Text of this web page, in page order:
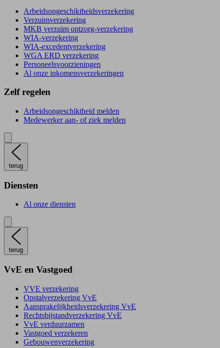
Arbeidsongeschiktheidsverzekering
Verzuimverzekering
MKB verzuim ontzorg-verzekering
WIA-verzekering
WIA-excedentverzekering
WGA ERD verzekering
Personeelsvoorzieningen
Al onze inkomensverzekeringen
Zelf regelen
Arbeidsongeschiktheid melden
Medewerker aan- of ziek melden
terug
Diensten
Al onze diensten
terug
VvE en Vastgoed
VVE verzekering
Opstalverzekering VvE
Aansprakelijkheidsverzekering VvE
Rechtsbijstandverzekering VvE
VvE verduurzamen
Vastgoed verzekeren
Gebouwenverzekering